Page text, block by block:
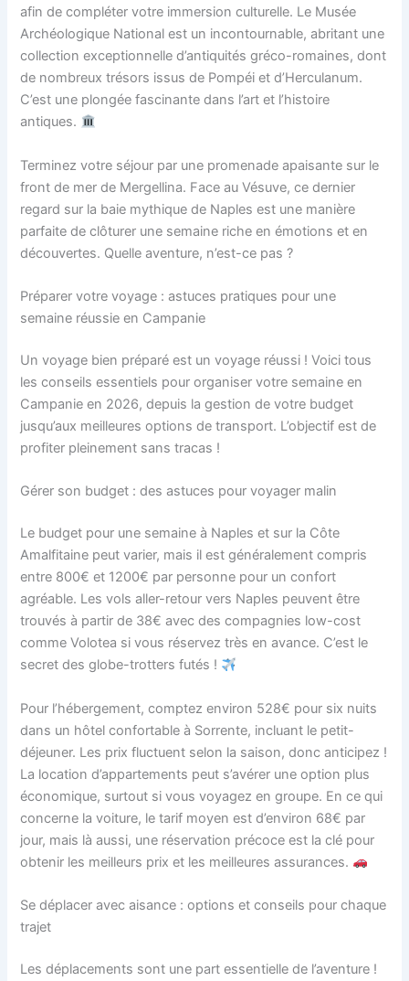
afin de compléter votre immersion culturelle. Le Musée
Archéologique National est un incontournable, abritant une
collection exceptionnelle d’antiquités gréco-romaines, dont
de nombreux trésors issus de Pompéi et d’Herculanum.
C’est une plongée fascinante dans l’art et l’histoire
antiques.
Terminez votre séjour par une promenade apaisante sur le
front de mer de Mergellina. Face au Vésuve, ce dernier
regard sur la baie mythique de Naples est une manière
parfaite de clôturer une semaine riche en émotions et en
découvertes. Quelle aventure, n’est-ce pas ?
Préparer votre voyage : astuces pratiques pour une
semaine réussie en Campanie
Un voyage bien préparé est un voyage réussi ! Voici tous
les conseils essentiels pour organiser votre semaine en
Campanie en 2026, depuis la gestion de votre budget
jusqu’aux meilleures options de transport. L’objectif est de
profiter pleinement sans tracas !
Gérer son budget : des astuces pour voyager malin
Le budget pour une semaine à Naples et sur la Côte
Amalfitaine peut varier, mais il est généralement compris
entre 800€ et 1200€ par personne pour un confort
agréable. Les vols aller-retour vers Naples peuvent être
trouvés à partir de 38€ avec des compagnies low-cost
comme Volotea si vous réservez très en avance. C’est le
secret des globe-trotters futés !
Pour l’hébergement, comptez environ 528€ pour six nuits
dans un hôtel confortable à Sorrente, incluant le petit-
déjeuner. Les prix fluctuent selon la saison, donc anticipez !
La location d’appartements peut s’avérer une option plus
économique, surtout si vous voyagez en groupe. En ce qui
concerne la voiture, le tarif moyen est d’environ 68€ par
jour, mais là aussi, une réservation précoce est la clé pour
obtenir les meilleurs prix et les meilleures assurances.
Se déplacer avec aisance : options et conseils pour chaque
trajet
Les déplacements sont une part essentielle de l’aventure !